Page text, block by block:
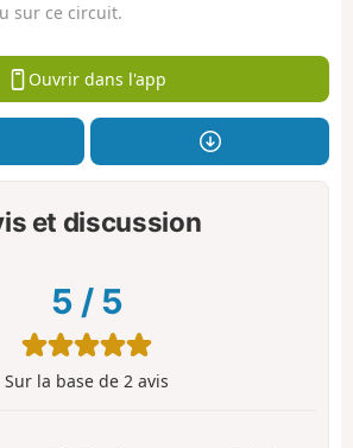
sur ce circuit.
Ouvrir dans l'app
et discussion
5 / 5
Sur la base de 2 avis